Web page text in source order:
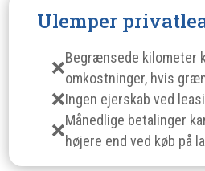
Ulemper
Begrænsede kilometer
omkostninger, hvis
Ingen ejerskab ved
Månedlige betalinger
højere end ved køb på